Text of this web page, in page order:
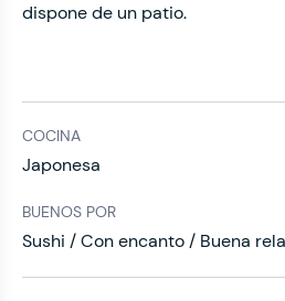
dispone de un patio.
COCINA
Japonesa
BUENOS POR
Sushi / Con encanto / Buena